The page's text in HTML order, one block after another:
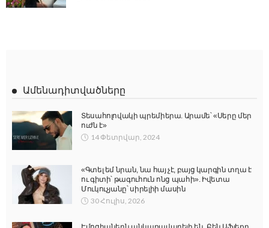
Ամենադիտվածները
Տեսահոլովակի պրեմիերա. Արամե՝ «Սերը մեր
ուժն է»
14 Փետրվար, 2024
«Գտել եմ նրան, նա հայ չէ, բայց կարգին տղա է
ու գիտի՝ թագուհուն ոնց պահի». Իվետա
Մուկուչյանը՝ սիրելիի մասին
30 Հուլիս, 2026